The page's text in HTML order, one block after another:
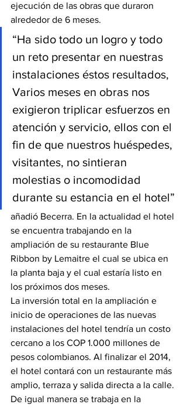
ejecución de las obras que duraron
alrededor de 6 meses.
“Ha sido todo un logro y todo
un reto presentar en nuestras
instalaciones éstos resultados,
Varios meses en obras nos
exigieron triplicar esfuerzos en
atención y servicio, ellos con el
fin de que nuestros huéspedes,
visitantes, no sintieran
molestias o incomodidad
durante su estancia en el hotel”
añadió Becerra. En la actualidad el hotel
se encuentra trabajando en la
ampliación de su restaurante Blue
Ribbon by Lemaitre el cual se ubica en
la planta baja y el cual estaría listo en
los próximos dos meses.
La inversión total en la ampliación e
inicio de operaciones de las nuevas
instalaciones del hotel tendría un costo
cercano a los COP 1.000 millones de
pesos colombianos. Al finalizar el 2014,
el hotel contará con un restaurante más
amplio, terraza y salida directa a la calle.
De igual manera se trabaja en la